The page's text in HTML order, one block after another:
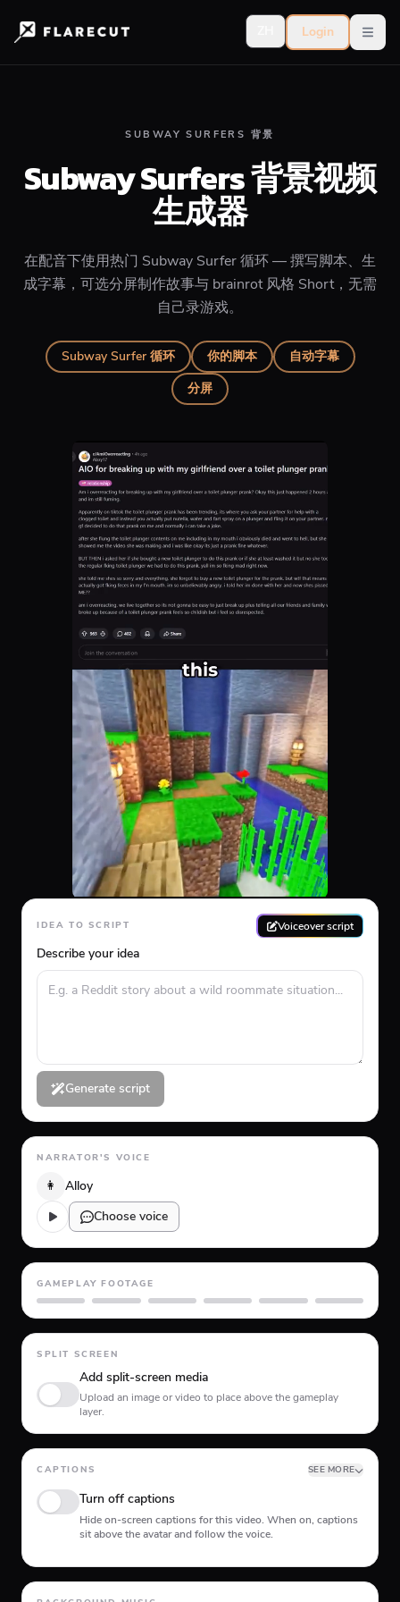
Login
SUBWAY SURFERS 背景
Subway Surfers 背景视频
生成器
在配音下使用热门 Subway Surfer 循环 — 撰写脚本、生
成字幕，可选分屏制作故事与 brainrot 风格 Short，无需
自己录游戏。
Subway Surfer 循环 你的脚本
自动字幕
分屏
IDEA TO SCRIPT Voiceover script
Describe your idea
Generate script
NARRATOR'S VOICE
👩
Alloy
Choose voice
GAMEPLAY FOOTAGE
GTA 5 Minecraft Planet CoasterRoblox Skate Subway Surfer
SPLIT SCREEN
Add split-screen media
Upload an image or video to place above the gameplay
layer.
CAPTIONS SEE MORE
Turn off captions
Hide on-screen captions for this video. When on, captions
sit above the avatar and follow the voice.
Animation type